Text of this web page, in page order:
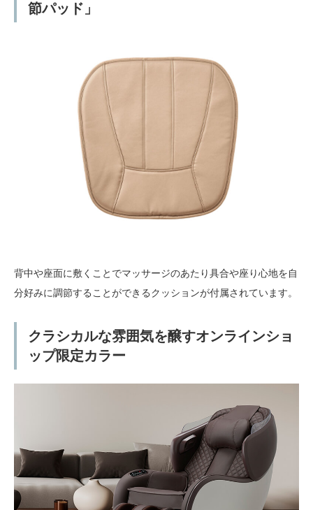
節パッド」
背中や座面に敷くことでマッサージのあたり具合や座り心地を自
分好みに調節することができるクッションが付属されています。
クラシカルな雰囲気を醸すオンラインショ
ップ限定カラー